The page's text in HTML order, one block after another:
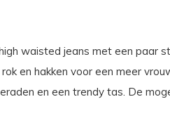
waisted jeans met een paar
en hakken voor een meer
en een trendy tas. De